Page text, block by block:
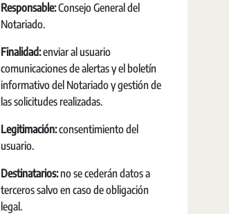
Responsable:Consejo General del
Notariado.
Finalidad:enviar al usuario
comunicaciones de alertas y el boletín
informativo del Notariado y gestión de
las solicitudes realizadas.
Legitimación:consentimiento del
usuario.
Destinatarios:no se cederán datos a
terceros salvo en caso de obligación
legal.